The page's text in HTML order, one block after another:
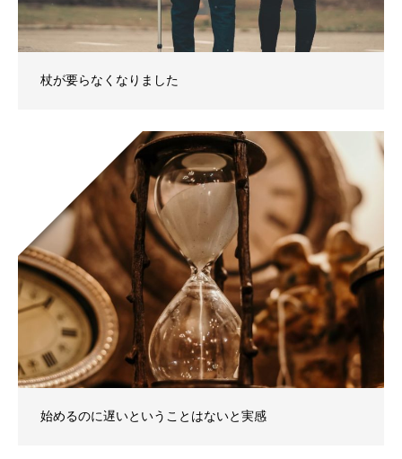
杖が要らなくなりました
始めるのに遅いということはないと実感